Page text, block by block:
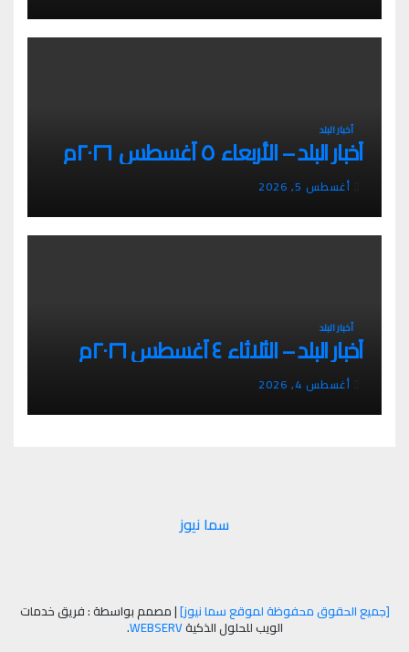
أخبار البلد
أخبار البلد – الأربعاء ٥ أغسطس ٢٠٢٦م
أغسطس 5, 2026
أخبار البلد
أخبار البلد – الثلاثاء ٤ أغسطس ٢٠٢٦م
أغسطس 4, 2026
سما نيوز
[جميع الحقوق محفوظة لموقع سما نيوز]|مصمم بواسطة : فريق خدمات
الويب للحلول الذكيةWEBSERV
.